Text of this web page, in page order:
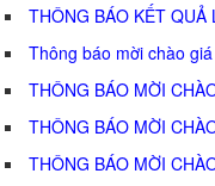
THÔNG BÁO KẾT QUẢ
Thông báo mời chào giá
THÔNG BÁO MỜI
THÔNG BÁO MỜI
THÔNG BÁO MỜI